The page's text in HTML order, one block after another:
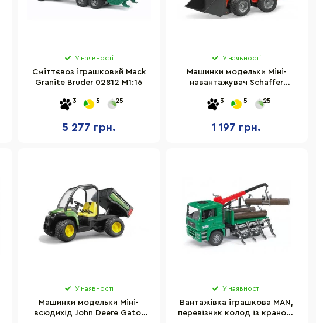
У наявності
Сміттєвоз іграшковий Mack
Granite Bruder 02812 М1:16
3 5 25
5 277 грн.
У наявності
Машинки модельки Міні-
навантажувач Schaffer
3 5 25
1 197 грн.
У наявності
Машинки модельки Міні-
всюдихід John Deere Gator
У наявності
Вантажівка іграшкова MAN,
перевізник колод із краном-